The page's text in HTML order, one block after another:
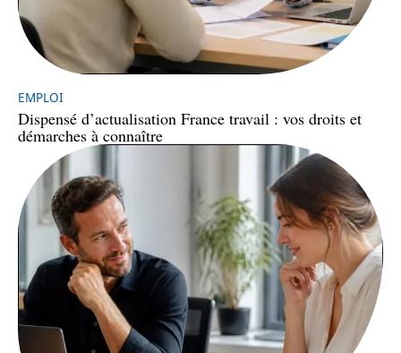
EMPLOI
Dispensé d’actualisation France travail : vos droits et
démarches à connaître